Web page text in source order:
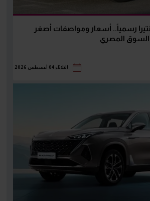
رسمياً.. أسعار ومواصفات أصغر
الثلاثاء 04 أغسطس 2026